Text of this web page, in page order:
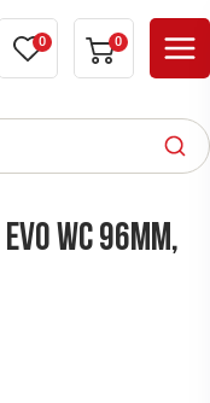
0 0
WC 96mm,